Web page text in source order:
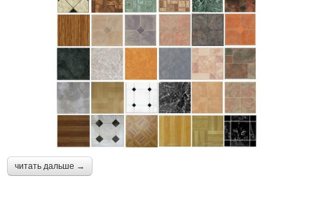
читать дальше →